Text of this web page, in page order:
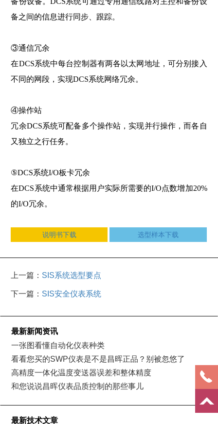
备之间的信息进行同步、跟踪。
③通信冗余
在DCS系统中每台控制器有两各以太网地址，可分别接入
不同的网段，实现DCS系统网络冗余。
④操作站
冗余DCS系统可配备多个操作站，实现并行操作，而各自
又独立之行任务。
⑤DCS系统I/O板卡冗余
在DCS系统中通常根据用户实际所需要的I/O点数增加20%
的I/O冗余。
说明书下载 选型样本下载
上一篇： SIS系统选型要点
下一篇： SIS安全仪表系统
最新新闻资讯
一张图看懂自动化仪表种类
看看您买的SWP仪表是不是昌晖正品？别被忽悠了
高精度一体化温度变送器误差和整体精度
和您说说昌晖仪表品质控制的那些事儿
最新技术文章